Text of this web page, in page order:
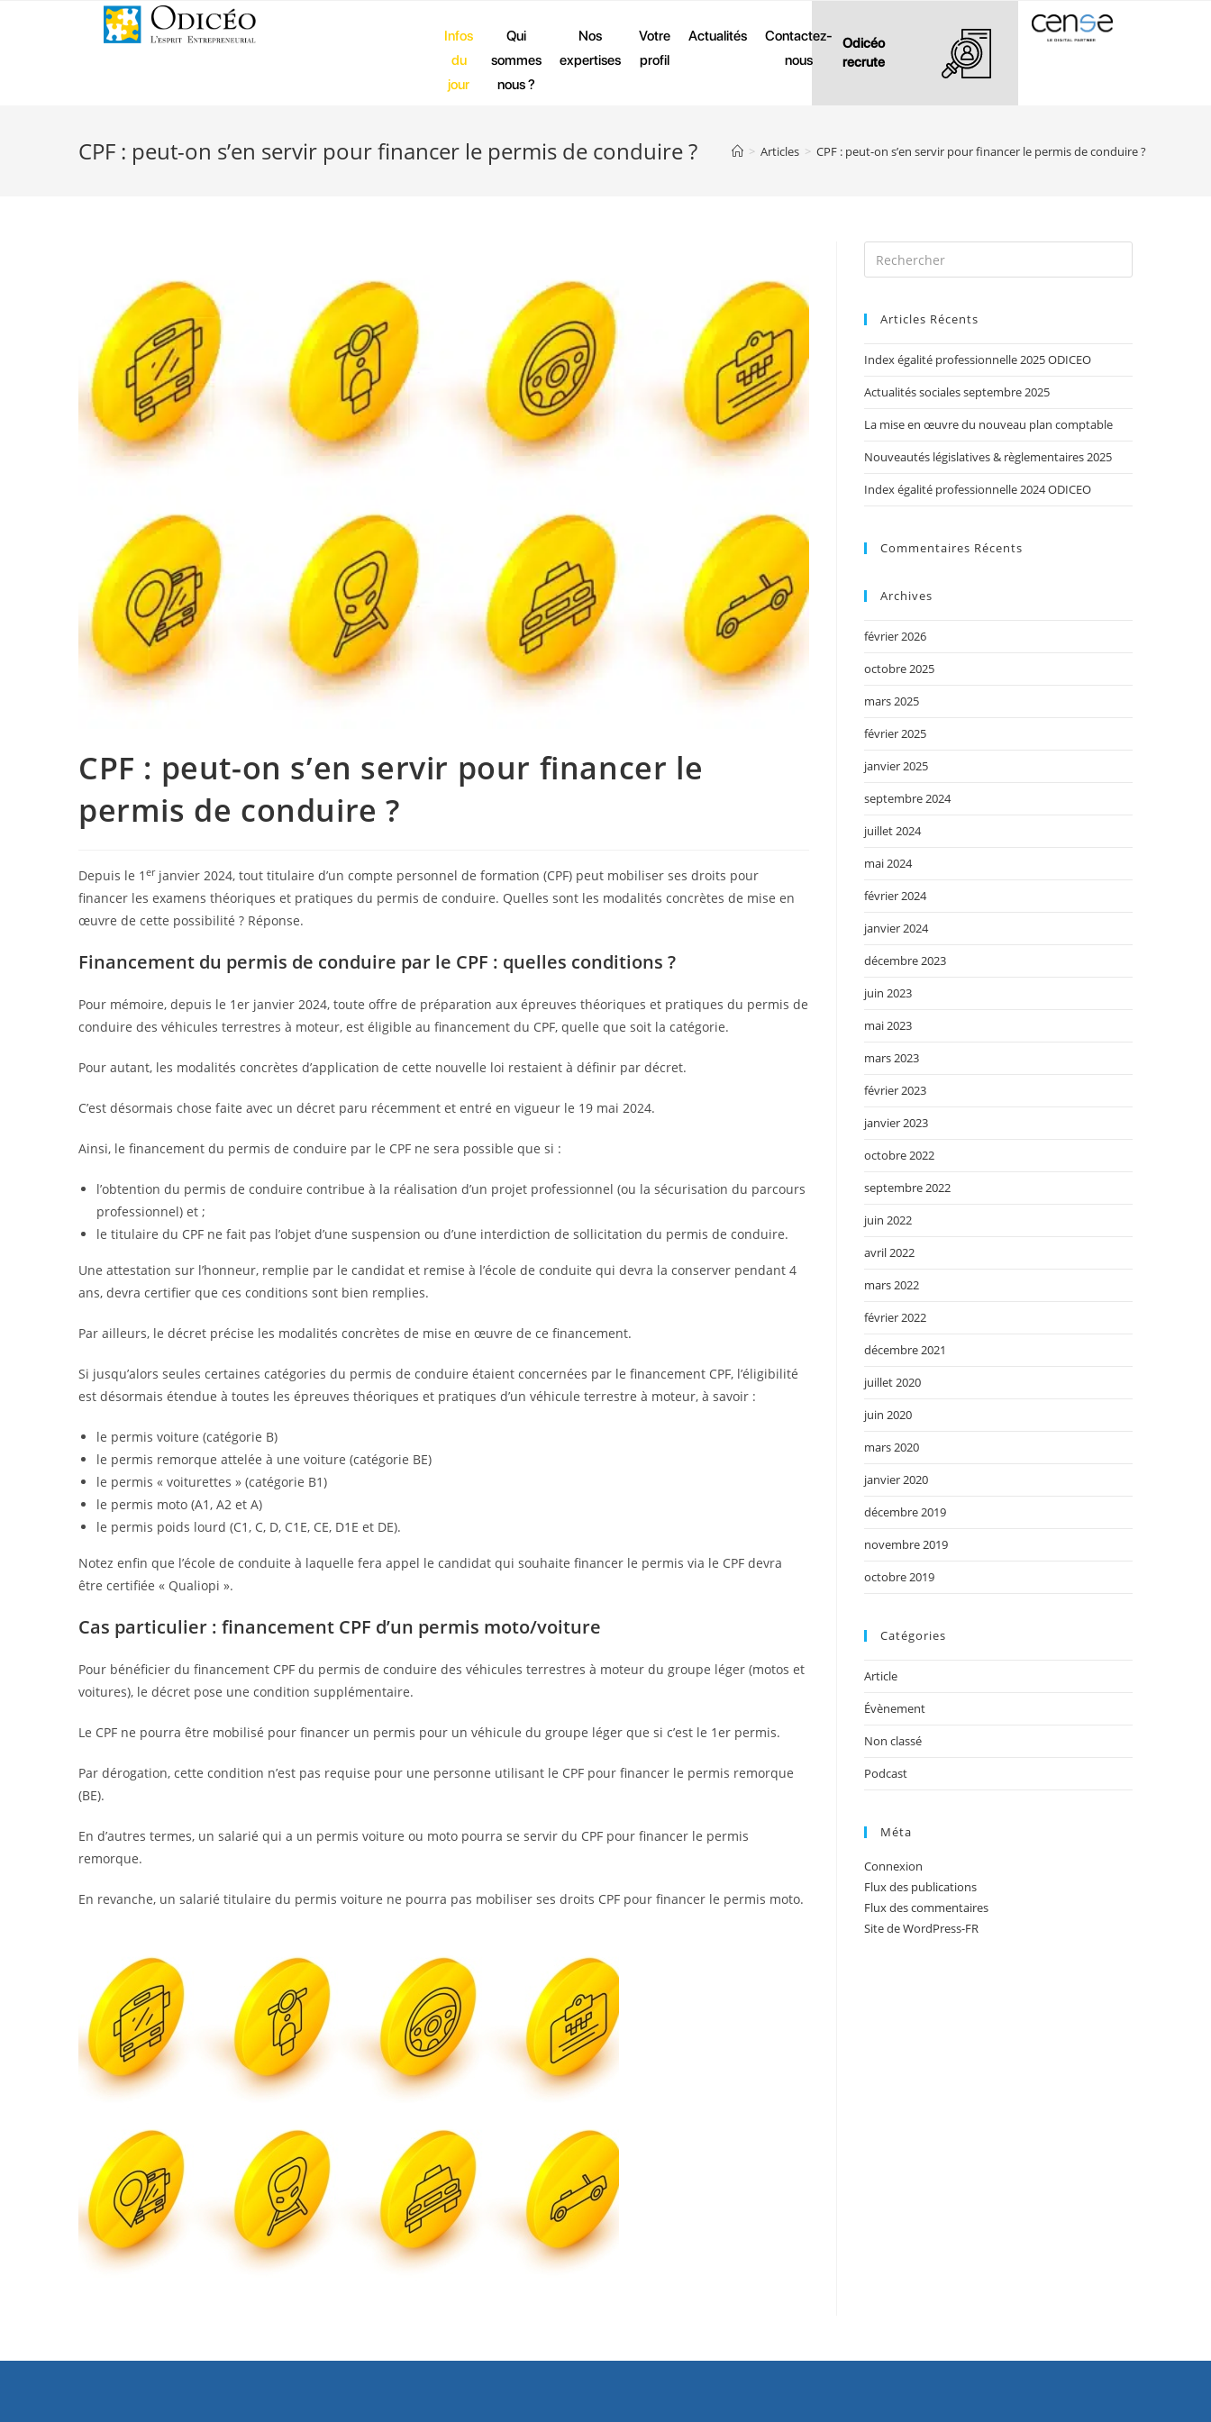
Odicéo
recrute
Infos
du
jour
Qui
sommes
nous ?
Nos
expertises
Votre
profil
Actualités
Contactez-
nous
CPF : peut-on s’en servir pour financer le permis de conduire ? > Articles > CPF : peut-on s’en servir pour financer le permis de conduire ?
CPF : peut-on s’en servir pour financer le
permis de conduire ?
Depuis le 1 erjanvier 2024, tout titulaire d’un compte personnel de formation (CPF) peut mobiliser ses droits pour
financer les examens théoriques et pratiques du permis de conduire. Quelles sont les modalités concrètes de mise en
œuvre de cette possibilité ? Réponse.
Financement du permis de conduire par le CPF : quelles conditions ?
Pour mémoire, depuis le 1er janvier 2024, toute offre de préparation aux épreuves théoriques et pratiques du permis de
conduire des véhicules terrestres à moteur, est éligible au financement du CPF, quelle que soit la catégorie.
Pour autant, les modalités concrètes d’application de cette nouvelle loi restaient à définir par décret.
C’est désormais chose faite avec un décret paru récemment et entré en vigueur le 19 mai 2024.
Ainsi, le financement du permis de conduire par le CPF ne sera possible que si :
l’obtention du permis de conduire contribue à la réalisation d’un projet professionnel (ou la sécurisation du parcours
professionnel) et ;
le titulaire du CPF ne fait pas l’objet d’une suspension ou d’une interdiction de sollicitation du permis de conduire.
Une attestation sur l’honneur, remplie par le candidat et remise à l’école de conduite qui devra la conserver pendant 4
ans, devra certifier que ces conditions sont bien remplies.
Par ailleurs, le décret précise les modalités concrètes de mise en œuvre de ce financement.
Si jusqu’alors seules certaines catégories du permis de conduire étaient concernées par le financement CPF, l’éligibilité
est désormais étendue à toutes les épreuves théoriques et pratiques d’un véhicule terrestre à moteur, à savoir :
le permis voiture (catégorie B)
le permis remorque attelée à une voiture (catégorie BE)
le permis « voiturettes » (catégorie B1)
le permis moto (A1, A2 et A)
le permis poids lourd (C1, C, D, C1E, CE, D1E et DE).
Notez enfin que l’école de conduite à laquelle fera appel le candidat qui souhaite financer le permis via le CPF devra
être certifiée « Qualiopi ».
Cas particulier : financement CPF d’un permis moto/voiture
Pour bénéficier du financement CPF du permis de conduire des véhicules terrestres à moteur du groupe léger (motos et
voitures), le décret pose une condition supplémentaire.
Le CPF ne pourra être mobilisé pour financer un permis pour un véhicule du groupe léger que si c’est le 1er permis.
Par dérogation, cette condition n’est pas requise pour une personne utilisant le CPF pour financer le permis remorque
(BE).
En d’autres termes, un salarié qui a un permis voiture ou moto pourra se servir du CPF pour financer le permis
remorque.
En revanche, un salarié titulaire du permis voiture ne pourra pas mobiliser ses droits CPF pour financer le permis moto.
Articles Récents
Index égalité professionnelle 2025 ODICEO
Actualités sociales septembre 2025
La mise en œuvre du nouveau plan comptable
Nouveautés législatives & règlementaires 2025
Index égalité professionnelle 2024 ODICEO
Commentaires Récents
Archives
février 2026
octobre 2025
mars 2025
février 2025
janvier 2025
septembre 2024
juillet 2024
mai 2024
février 2024
janvier 2024
décembre 2023
juin 2023
mai 2023
mars 2023
février 2023
janvier 2023
octobre 2022
septembre 2022
juin 2022
avril 2022
mars 2022
février 2022
décembre 2021
juillet 2020
juin 2020
mars 2020
janvier 2020
décembre 2019
novembre 2019
octobre 2019
Catégories
Article
Évènement
Non classé
Podcast
Méta
Connexion
Flux des publications
Flux des commentaires
Site de WordPress-FR